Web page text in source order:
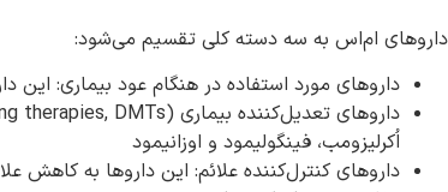
داروهای ام‌اس به سه دسته کلی تقسیم می‌شود:
داروهای مورد استفاده در هنگام عود بیماری:
اُکرلیزومب، فینگولیمود و اوزانیمود
داروهای کنترل‌کننده علائم: این داروها به